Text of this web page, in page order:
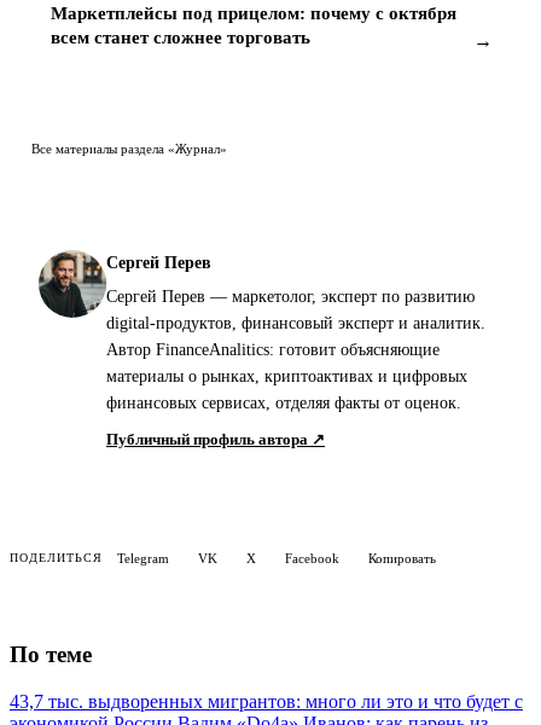
Маркетплейсы под прицелом: почему с октября
всем станет сложнее торговать
→
Все материалы раздела «Журнал»
Сергей Перев
Сергей Перев — маркетолог, эксперт по развитию
digital-продуктов, финансовый эксперт и аналитик.
Автор FinanceAnalitics: готовит объясняющие
материалы о рынках, криптоактивах и цифровых
финансовых сервисах, отделяя факты от оценок.
Публичный профиль автора ↗
ПОДЕЛИТЬСЯ Telegram VK X Facebook Копировать
По теме
43,7 тыс. выдворенных мигрантов: много ли это и что будет с